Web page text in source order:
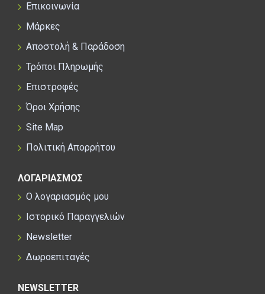
Επικοινωνία
Μάρκες
Αποστολή & Παράδοση
Τρόποι Πληρωμής
Επιστροφές
Όροι Χρήσης
Site Map
Πολιτική Απορρήτου
ΛΟΓΑΡΙΑΣΜΟΣ
Ο λογαριασμός μου
Ιστορικό Παραγγελιών
Newsletter
Δωροεπιταγές
NEWSLETTER